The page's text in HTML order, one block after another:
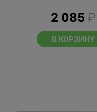
2 085 ₽
В КОРЗИНУ